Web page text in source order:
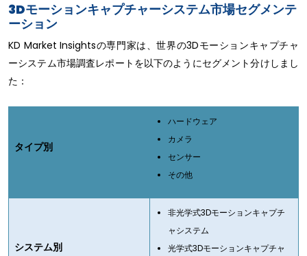
3Dモーションキャプチャーシステム市場セグメンテ
ーション
KD Market Insightsの専門家は、世界の3Dモーションキャプチャ
ーシステム市場調査レポートを以下のようにセグメント分けしまし
た：
タイプ別
ハードウェア
カメラ
センサー
その他
システム別
非光学式3Dモーションキャプチ
ャシステム
光学式3Dモーションキャプチャ